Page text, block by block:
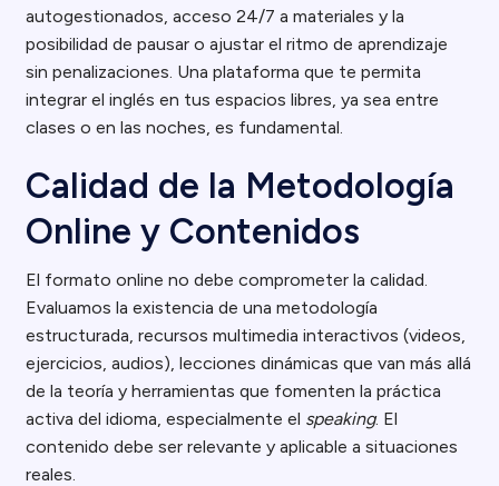
autogestionados, acceso 24/7 a materiales y la
posibilidad de pausar o ajustar el ritmo de aprendizaje
sin penalizaciones. Una plataforma que te permita
integrar el inglés en tus espacios libres, ya sea entre
clases o en las noches, es fundamental.
Calidad de la Metodología
Online y Contenidos
El formato online no debe comprometer la calidad.
Evaluamos la existencia de una metodología
estructurada, recursos multimedia interactivos (videos,
ejercicios, audios), lecciones dinámicas que van más allá
de la teoría y herramientas que fomenten la práctica
activa del idioma, especialmente el speaking. El
contenido debe ser relevante y aplicable a situaciones
reales.